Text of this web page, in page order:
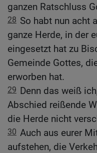
ganzen Ratschluss
28 So habt nun acht
ganze Herde, in der
eingesetzt hat zu
Gemeinde Gottes,
erworben hat.
29 Denn das weiß
Abschied reißende
die Herde nicht
30 Auch aus eurer
aufstehen, die